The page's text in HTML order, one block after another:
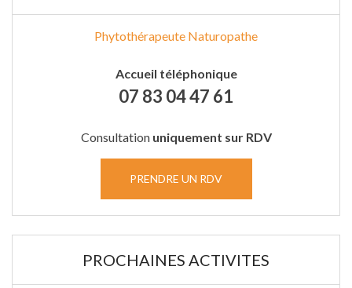
Phytothérapeute Naturopathe
Accueil téléphonique
07 83 04 47 61
Consultation uniquement sur RDV
PRENDRE UN RDV
PROCHAINES ACTIVITES